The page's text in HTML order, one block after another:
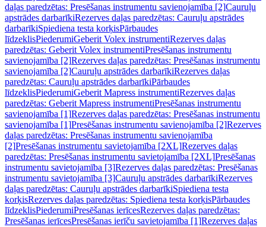
daļas paredzētas: Presēšanas instrumentu savienojamība [2]Cauruļu
apstrādes darbarīkiRezerves daļas paredzētas: Cauruļu apstrādes
darbarīkiSpiediena testa korķisPārbaudes
līdzeklisPiederumiGeberit Volex instrumentiRezerves daļas
paredzētas: Geberit Volex instrumentiPresēšanas instrumentu
savienojamība [2]Rezerves daļas paredzētas: Presēšanas instrumentu
savienojamība [2]Cauruļu apstrādes darbarīkiRezerves daļas
paredzētas: Cauruļu apstrādes darbarīkiPārbaudes
līdzeklisPiederumiGeberit Mapress instrumentiRezerves daļas
paredzētas: Geberit Mapress instrumentiPresēšanas instrumentu
savienojamība [1]Rezerves daļas paredzētas: Presēšanas instrumentu
savienojamība [1]Presēšanas instrumentu savienojamība [2]Rezerves
daļas paredzētas: Presēšanas instrumentu savienojamība
[2]Presēšanas instrumentu savietojamība [2XL]Rezerves daļas
paredzētas: Presēšanas instrumentu savietojamība [2XL]Presēšanas
instrumentu savietojamība [3]Rezerves daļas paredzētas: Presēšanas
instrumentu savietojamība [3]Cauruļu apstrādes darbarīkiRezerves
daļas paredzētas: Cauruļu apstrādes darbarīkiSpiediena testa
korķisRezerves daļas paredzētas: Spiediena testa korķisPārbaudes
līdzeklisPiederumiPresēšanas ierīcesRezerves daļas paredzētas:
Presēšanas ierīcesPresēšanas ierīču savietojamība [1]Rezerves daļas